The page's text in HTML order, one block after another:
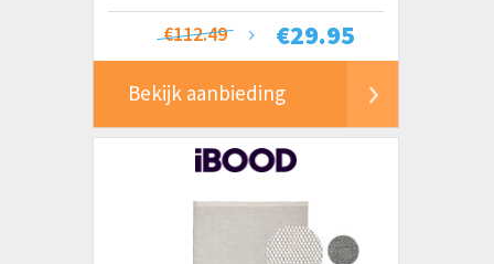
€29.95
€112.49
Bekijk aanbieding